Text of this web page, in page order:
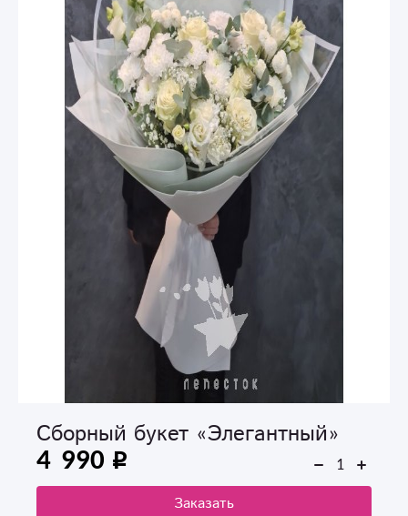
Сборный букет «Элегантный»
4 990
Заказать